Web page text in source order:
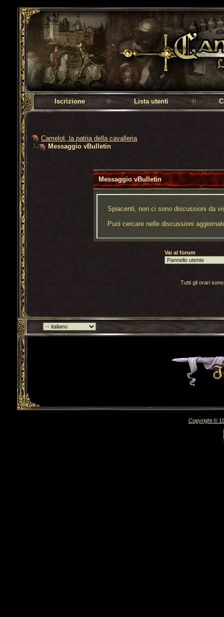
Camelot, la patria della cavalleria
Iscrizione Lista utenti
Camelot, la patria della cavalleria
Messaggio vBulletin
Messaggio vBulletin
Spiacenti, non ci sono discussioni da
Puoi cercare nelle discussioni
Vai al forum
Tutti gli orari
Torna indietro
Copyright ©